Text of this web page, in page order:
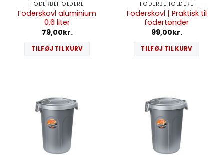
FODERBEHOLDERE
Foderskovl aluminium
0,6 liter
79,00kr.
TILFØJ TIL KURV
FODERBEHOLDERE
Foderskovl | Praktisk til
fodertønder
99,00kr.
TILFØJ TIL KURV